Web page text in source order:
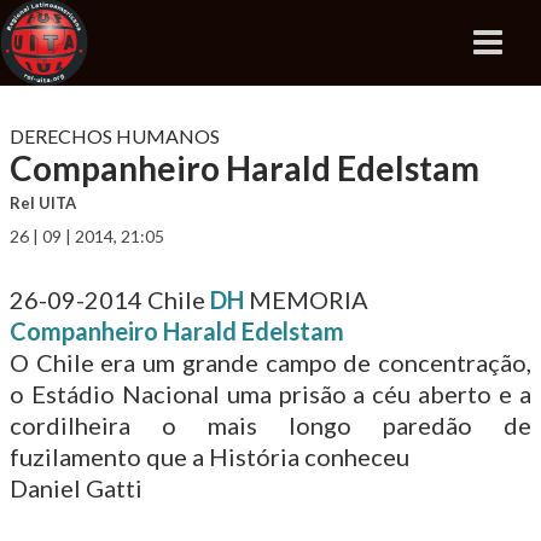
DERECHOS HUMANOS
Companheiro Harald Edelstam
Rel UITA
26 | 09 | 2014, 21:05
26-09-2014 Chile DH MEMORIA
Companheiro Harald Edelstam
O Chile era um grande campo de concentração,
o Estádio Nacional uma prisão a céu aberto e a
cordilheira o mais longo paredão de
fuzilamento que a História conheceu
Daniel Gatti